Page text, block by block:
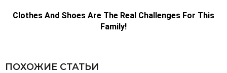
ПОХОЖИЕ СТАТЬИ